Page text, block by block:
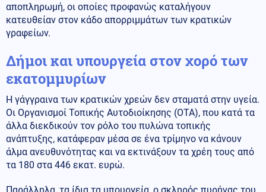
αποπληρωμή, οι οποίες προφανώς καταλήγουν
κατευθείαν στον κάδο απορριμμάτων των κρατικών
γραφείων.
Δήμοι και υπουργεία στον χορό των
εκατομμυρίων
Η γάγγραινα των κρατικών χρεών δεν σταματά στην υγεία.
Οι Οργανισμοί Τοπικής Αυτοδιοίκησης (ΟΤΑ), που κατά τα
άλλα διεκδικούν τον ρόλο του πυλώνα τοπικής
ανάπτυξης, κατάφεραν μέσα σε ένα τρίμηνο να κάνουν
άλμα ανευθυνότητας και να εκτινάξουν τα χρέη τους από
τα 180 στα 446 εκατ. ευρώ.